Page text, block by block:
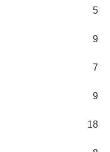
5
9
7
9
18